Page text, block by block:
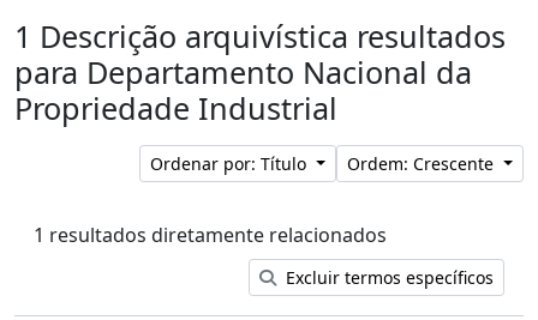
1 Descrição arquivística resultados
para Departamento Nacional da
Propriedade Industrial
Ordenar por: Título Ordem: Crescente
1 resultados diretamente relacionados
Excluir termos específicos